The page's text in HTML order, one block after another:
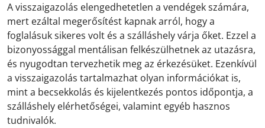
A visszaigazolás elengedhetetlen a vendégek számára,
mert ezáltal megerősítést kapnak arról, hogy a
foglalásuk sikeres volt és a szálláshely várja őket. Ezzel a
bizonyossággal mentálisan felkészülhetnek az utazásra,
és nyugodtan tervezhetik meg az érkezésüket. Ezenkívül
a visszaigazolás tartalmazhat olyan információkat is,
mint a becsekkolás és kijelentkezés pontos időpontja, a
szálláshely elérhetőségei, valamint egyéb hasznos
tudnivalók.